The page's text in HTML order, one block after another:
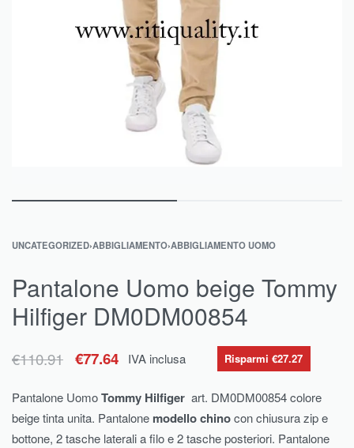
UNCATEGORIZED›ABBIGLIAMENTO›ABBIGLIAMENTO UOMO
Pantalone Uomo beige Tommy
Hilfiger DM0DM00854
€110.91 €77.64 IVA inclusa Risparmi €27.27
Pantalone UomoTommy Hilfiger art. DM0DM00854 colore
beige tinta unita. Pantalone modello chinocon chiusura zip e
bottone, 2 tasche laterali a filo e 2 tasche posteriori. Pantalone